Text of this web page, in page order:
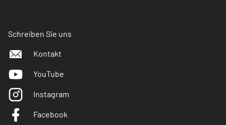
Schreiben Sie uns
Kontakt
YouTube
Instagram
Facebook